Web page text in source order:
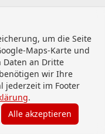
um die Seite
Maps-Karte und
an Dritte
wir Ihre
jederzeit im Footer
.
Alle akzeptieren